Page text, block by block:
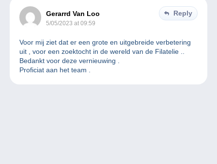
Gerarrd Van Loo
5/05/2023 at 09:59
Reply
Voor mij ziet dat er een grote en uitgebreide verbetering
uit , voor een zoektocht in de wereld van de Filatelie ..
Bedankt voor deze vernieuwing .
Proficiat aan het team .